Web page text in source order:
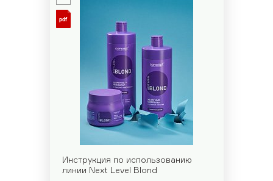
Инструкция по использованию
линии Next Level Blond